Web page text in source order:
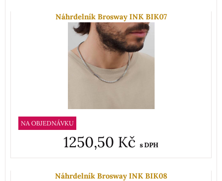
Náhrdelník Brosway INK BIK07
NA OBJEDNÁVKU
1250,50 Kč s DPH
Náhrdelník Brosway INK BIK08